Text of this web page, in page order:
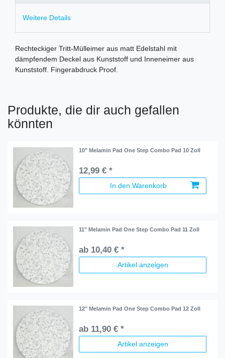
Weitere Details
Rechteckiger Tritt-Mülleimer aus matt Edelstahl mit
dämpfendem Deckel aus Kunststoff und Inneneimer aus
Kunststoff. Fingerabdruck Proof.
Produkte, die dir auch gefallen
könnten
10" Melamin Pad One Step Combo Pad 10 Zoll
12,99 € *
In den Warenkorb
11" Melamin Pad One Step Combo Pad 11 Zoll
ab 10,40 € *
Artikel anzeigen
12" Melamin Pad One Step Combo Pad 12 Zoll
ab 11,90 € *
Artikel anzeigen